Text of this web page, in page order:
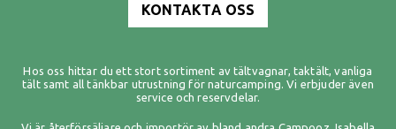
KONTAKTA OSS
Hos oss hittar du ett stort sortiment avtältvagnar, taktält,vanliga
tältsamt all tänkbar utrustning för naturcamping. Vi erbjuder även
service och reservdelar.